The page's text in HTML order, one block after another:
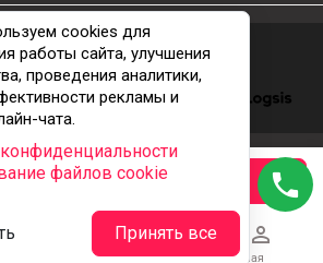
cookies для
работы сайта, улучшения
проведения аналитики,
рекламы и
чата.
файлов cookie
Принять все
phone
заказать
Корзина

Избранное

Учетная